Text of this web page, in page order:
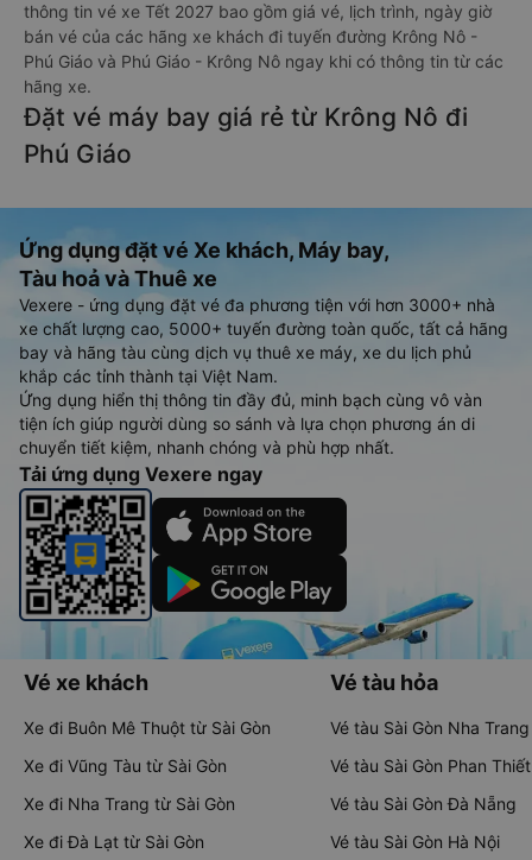
thông tin vé xe Tết 2027 bao gồm giá vé, lịch trình, ngày giờ
bán vé của các hãng xe khách đi tuyến đường Krông Nô -
Phú Giáo và Phú Giáo - Krông Nô ngay khi có thông tin từ các
hãng xe.
Đặt vé máy bay giá rẻ từ Krông Nô đi
Phú Giáo
Ứng dụng đặt vé Xe khách, Máy bay,
Tàu hoả và Thuê xe
Vexere - ứng dụng đặt vé đa phương tiện với hơn 3000+ nhà
xe chất lượng cao, 5000+ tuyến đường toàn quốc, tất cả hãng
bay và hãng tàu cùng dịch vụ thuê xe máy, xe du lịch phủ
khắp các tỉnh thành tại Việt Nam.
Ứng dụng hiển thị thông tin đầy đủ, minh bạch cùng vô vàn
tiện ích giúp người dùng so sánh và lựa chọn phương án di
chuyển tiết kiệm, nhanh chóng và phù hợp nhất.
Tải ứng dụng Vexere ngay
Vé xe khách
Xe đi Buôn Mê Thuột từ Sài Gòn
Xe đi Vũng Tàu từ Sài Gòn
Xe đi Nha Trang từ Sài Gòn
Xe đi Đà Lạt từ Sài Gòn
Vé tàu hỏa
Vé tàu Sài Gòn Nha Trang
Vé tàu Sài Gòn Phan Thiết
Vé tàu Sài Gòn Đà Nẵng
Vé tàu Sài Gòn Hà Nội